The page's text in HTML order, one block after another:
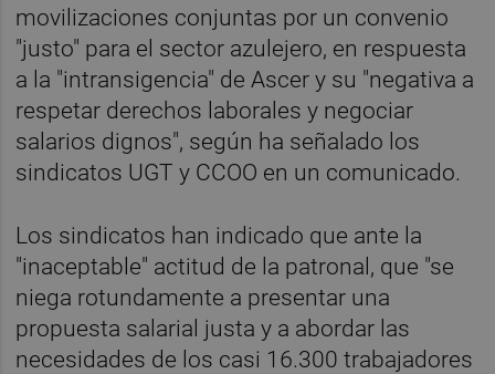
movilizaciones conjuntas por un convenio
"justo" para el sector azulejero, en respuesta
a la "intransigencia" de Ascer y su "negativa a
respetar derechos laborales y negociar
salarios dignos", según ha señalado los
sindicatos UGT y CCOO en un comunicado.
Los sindicatos han indicado que ante la
"inaceptable" actitud de la patronal, que "se
niega rotundamente a presentar una
propuesta salarial justa y a abordar las
necesidades de los casi 16.300 trabajadores